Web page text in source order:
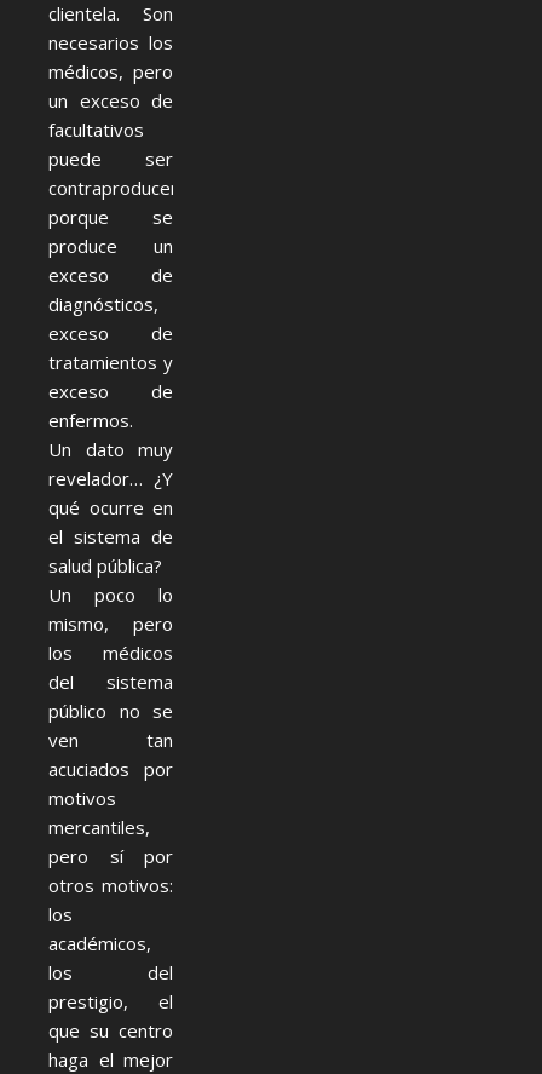
clientela. Son
necesarios los
médicos, pero
un exceso de
facultativos
puede ser
contraproducente
porque se
produce un
exceso de
diagnósticos,
exceso de
tratamientos y
exceso de
enfermos.
Un dato muy
revelador… ¿Y
qué ocurre en
el sistema de
salud pública?
Un poco lo
mismo, pero
los médicos
del sistema
público no se
ven tan
acuciados por
motivos
mercantiles,
pero sí por
otros motivos:
los
académicos,
los del
prestigio, el
que su centro
haga el mejor